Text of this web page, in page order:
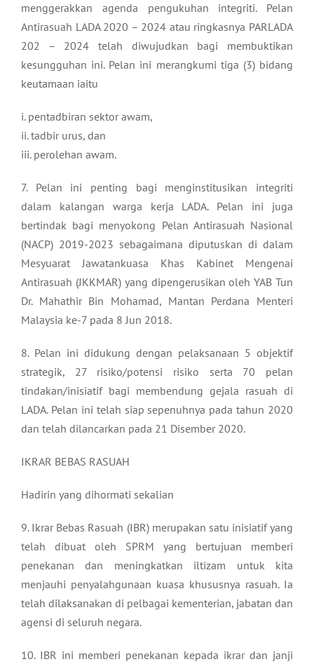
menggerakkan agenda pengukuhan integriti. Pelan
Antirasuah LADA 2020 – 2024 atau ringkasnya PARLADA
202 – 2024 telah diwujudkan bagi membuktikan
kesungguhan ini. Pelan ini merangkumi tiga (3) bidang
keutamaan iaitu
i. pentadbiran sektor awam,
ii. tadbir urus, dan
iii. perolehan awam.
7. Pelan ini penting bagi menginstitusikan integriti
dalam kalangan warga kerja LADA. Pelan ini juga
bertindak bagi menyokong Pelan Antirasuah Nasional
(NACP) 2019-2023 sebagaimana diputuskan di dalam
Mesyuarat Jawatankuasa Khas Kabinet Mengenai
Antirasuah (JKKMAR) yang dipengerusikan oleh YAB Tun
Dr. Mahathir Bin Mohamad, Mantan Perdana Menteri
Malaysia ke-7 pada 8 Jun 2018.
8. Pelan ini didukung dengan pelaksanaan 5 objektif
strategik, 27 risiko/potensi risiko serta 70 pelan
tindakan/inisiatif bagi membendung gejala rasuah di
LADA. Pelan ini telah siap sepenuhnya pada tahun 2020
dan telah dilancarkan pada 21 Disember 2020.
IKRAR BEBAS RASUAH
Hadirin yang dihormati sekalian
9. Ikrar Bebas Rasuah (IBR) merupakan satu inisiatif yang
telah dibuat oleh SPRM yang bertujuan memberi
penekanan dan meningkatkan iltizam untuk kita
menjauhi penyalahgunaan kuasa khususnya rasuah. Ia
telah dilaksanakan di pelbagai kementerian, jabatan dan
agensi di seluruh negara.
10. IBR ini memberi penekanan kepada ikrar dan janji